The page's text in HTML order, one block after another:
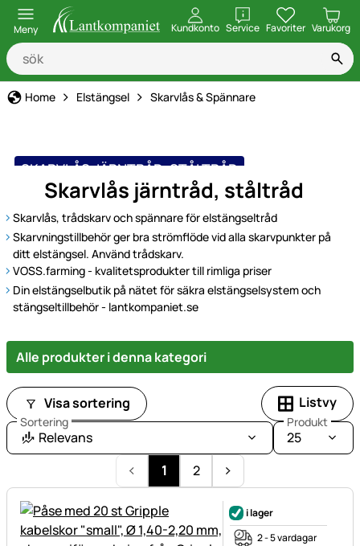
Meny Kundkonto ServiceöppnaFavoriter Varukorg
Home Elstängsel Skarvlås & Spännare
SKARVLÅS JÄRNTRÅD, STÅLTRÅD
Skarvlås järntråd, ståltråd
Skarvlås, trådskarv och spännare för elstängseltråd
Skarvningstillbehör ger bra strömflöde vid alla skarvpunkter på
ditt elstängsel. Använd trådskarv.
VOSS.farming - kvalitetsprodukter till rimliga priser
Din elstängselbutik på nätet för säkra elstängselsystem och
stängseltillbehör - lantkompaniet.se
Alle produkter i denna kategori
Visa sortering Listvy
Sortering
Relevans
Produkt
25
1
2
i lager
2 - 5 vardagar